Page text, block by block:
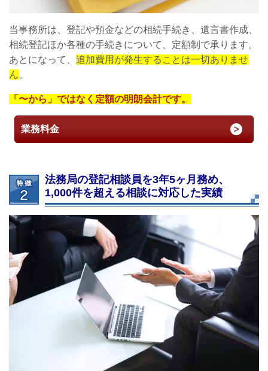
当事務所は、登記や預金などの相続手続き、遺言書作成、
相続登記ほか各種の手続きについて、定額制で承ります。
あとになって、 追加費用が発生することは一切ありませ
ん。
「〜から」ではなく定額の明朗会計です。
業務料金
法務局の登記相談員を3年5ヶ月務め、
1,000件を超える相談に対応した実績